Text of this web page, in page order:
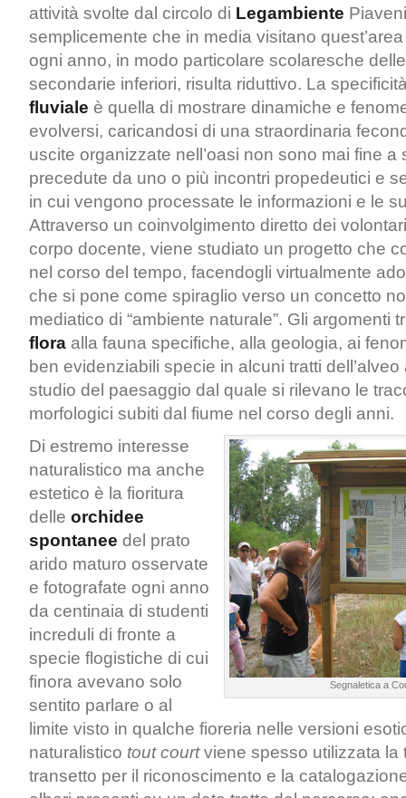
attività svolte dal circolo di Legambiente
semplicemente che in media visitano
ogni anno, in modo particolare scolaresche
secondarie inferiori, risulta riduttivo. La
fluviale è quella di mostrare dinamiche e
evolversi, caricandosi di una straordinaria
uscite organizzate nell’oasi non sono mai fine a
precedute da uno o più incontri propedeutici e
in cui vengono processate le informazioni e le
Attraverso un coinvolgimento diretto dei
corpo docente, viene studiato un progetto che
nel corso del tempo, facendogli virtualmente
che si pone come spiraglio verso un concetto
mediatico di “ambiente naturale”. Gli argomenti
flora alla fauna specifiche, alla geologia, ai
ben evidenziabili specie in alcuni tratti
studio del paesaggio dal quale si rilevano le
morfologici subiti dal fiume nel corso degli anni.
Segnaletica a
Di estremo interesse
naturalistico ma anche
estetico è la fioritura
delle orchidee
spontanee del prato
arido maturo osservate
e fotografate ogni anno
da centinaia di studenti
increduli di fronte a
specie flogistiche di cui
finora avevano solo
sentito parlare o al
limite visto in qualche fioreria nelle versioni
naturalistico tout courtviene spesso utilizzata la
transetto per il riconoscimento e la